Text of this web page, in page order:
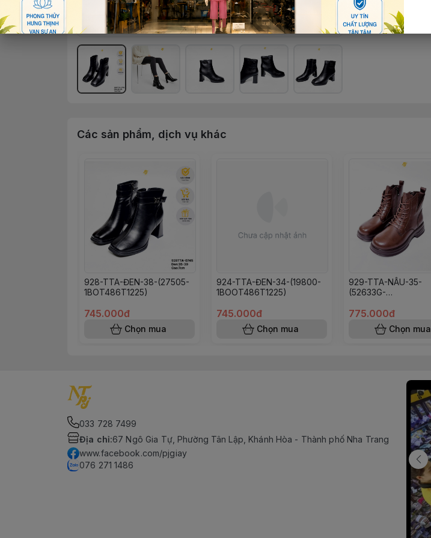
Các sản phẩm, dịch vụ khác
928-TTA-ĐEN-38-(27505-
1BOT486T1225)
745.000đ
Chọn mua
924-TTA-ĐEN-34-(19800-
1BOOT486T1225)
745.000đ
Chọn mua
929-TTA-NÂU-35-
(52633G-
775.000đ
Chọn mua
033 728 7499
Địa chỉ:67 Ngô Gia Tự, Phường Tân Lập, Khánh Hòa - Thành phố Nha Trang
www.facebook.com/pjgiay
076 271 1486